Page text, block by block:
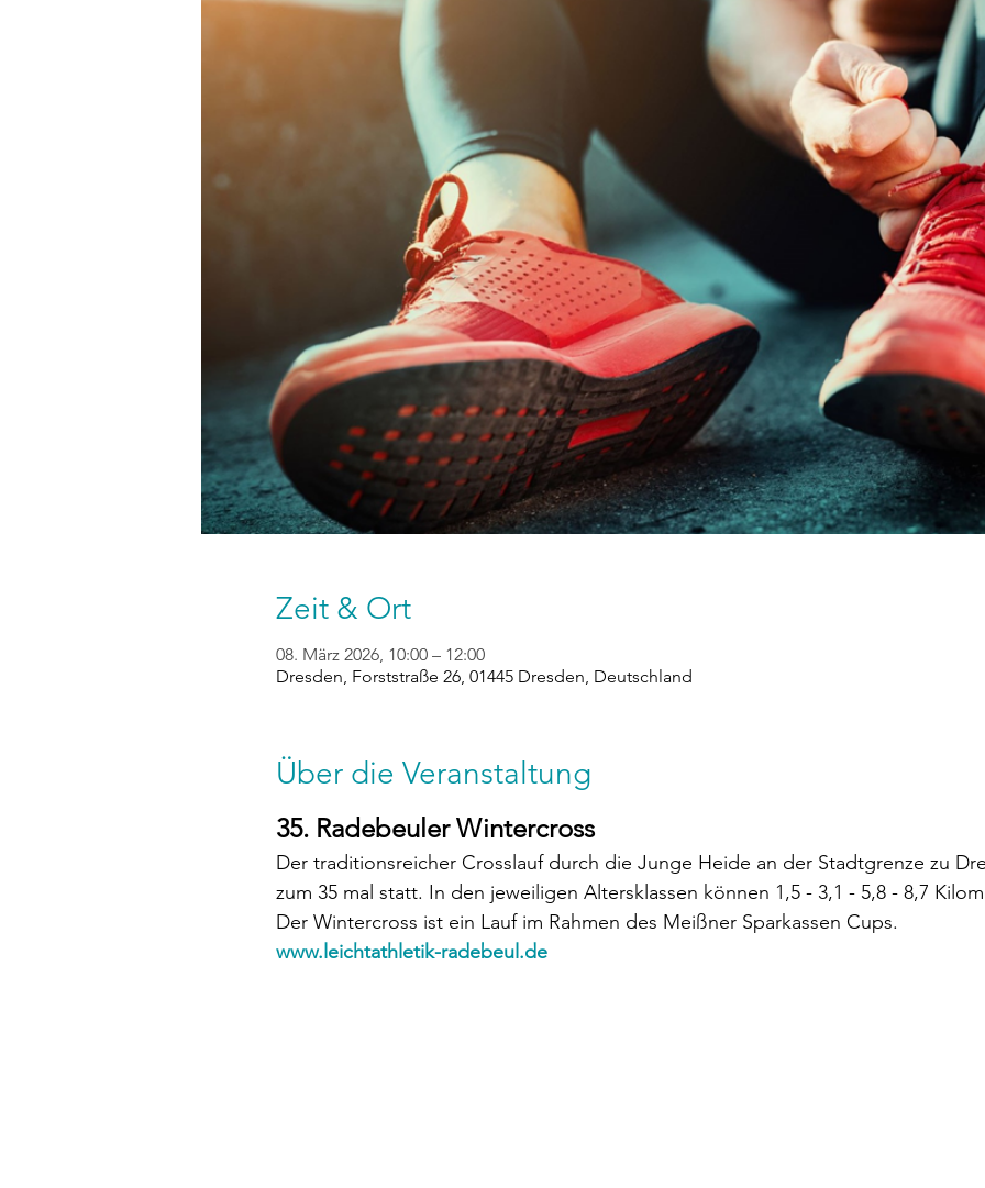
Zeit & Ort
08. März 2026, 10:00 – 12:00
Dresden, Forststraße 26, 01445 Dresden, Deutschland
Über die Veranstaltung
35. Radebeuler Wintercross
Der traditionsreicher Crosslauf durch die Junge Heide an der Stadtgrenze zu
zum 35 mal statt. In den jeweiligen Altersklassen können 1,5 - 3,1 - 5,8 - 8,7
Der Wintercross ist ein Lauf im Rahmen des Meißner Sparkassen Cups.
www.leichtathletik-radebeul.de